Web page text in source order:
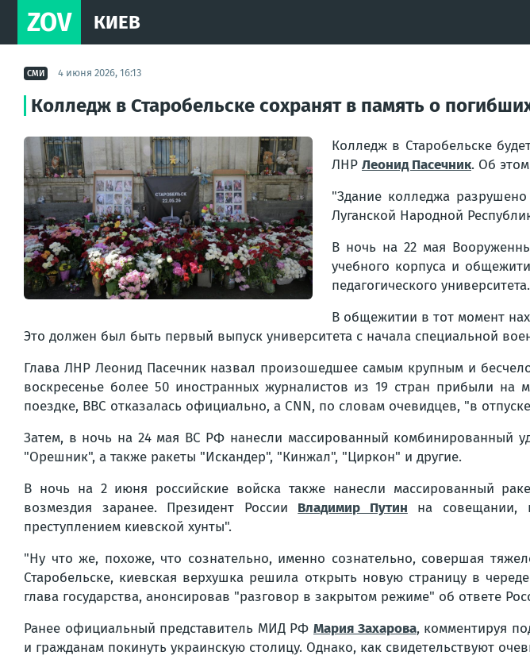
ZOV КИЕВ
СМИ 4 июня 2026, 16:13
Колледж в Старобельске сохранят в память о
Колледж в Старобельске
ЛНР Леонид Пасечник. Об
"Здание колледжа
Луганской Народной
В ночь на 22 мая
учебного корпуса и
педагогического университета.
В общежитии в тот момент
Это должен был быть первый выпуск университета с начала специальной
Глава ЛНР Леонид Пасечник назвал произошедшее самым крупным и
воскресенье более 50 иностранных журналистов из 19 стран прибыли на
поездке, BBC отказалась официально, а CNN, по словам очевидцев, "в
Затем, в ночь на 24 мая ВС РФ нанесли массированный комбинированный
"Орешник", а также ракеты "Искандер", "Кинжал", "Циркон" и другие.
В ночь на 2 июня российские войска также нанесли массированный
возмездия заранее. Президент России Владимир Путин на совещании,
преступлением киевской хунты".
"Ну что же, похоже, что сознательно, именно сознательно, совершая
Старобельске, киевская верхушка решила открыть новую страницу в
глава государства, анонсировав "разговор в закрытом режиме" об ответе
Ранее официальный представитель МИД РФ Мария Захарова, комментируя
и гражданам покинуть украинскую столицу. Однако, как свидетельствуют